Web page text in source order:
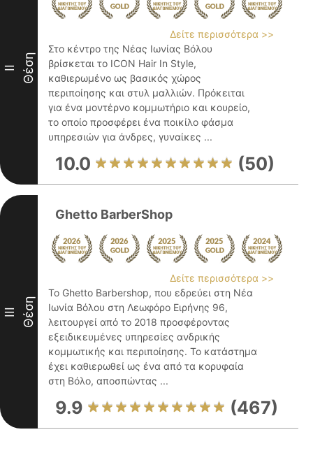
II Θέση
Δείτε περισσότερα >>
Στο κέντρο της Νέας Ιωνίας Βόλου
βρίσκεται το ICON Hair In Style,
καθιερωμένο ως βασικός χώρος
περιποίησης και στυλ μαλλιών. Πρόκειται
για ένα μοντέρνο κομμωτήριο και κουρείο,
το οποίο προσφέρει ένα ποικίλο φάσμα
υπηρεσιών για άνδρες, γυναίκες ...
10.0 (50)
III Θέση
Ghetto BarberShop
Δείτε περισσότερα >>
Το Ghetto Barbershop, που εδρεύει στη Νέα
Ιωνία Βόλου στη Λεωφόρο Ειρήνης 96,
λειτουργεί από το 2018 προσφέροντας
εξειδικευμένες υπηρεσίες ανδρικής
κομμωτικής και περιποίησης. Το κατάστημα
έχει καθιερωθεί ως ένα από τα κορυφαία
στη Βόλο, αποσπώντας ...
9.9 (467)